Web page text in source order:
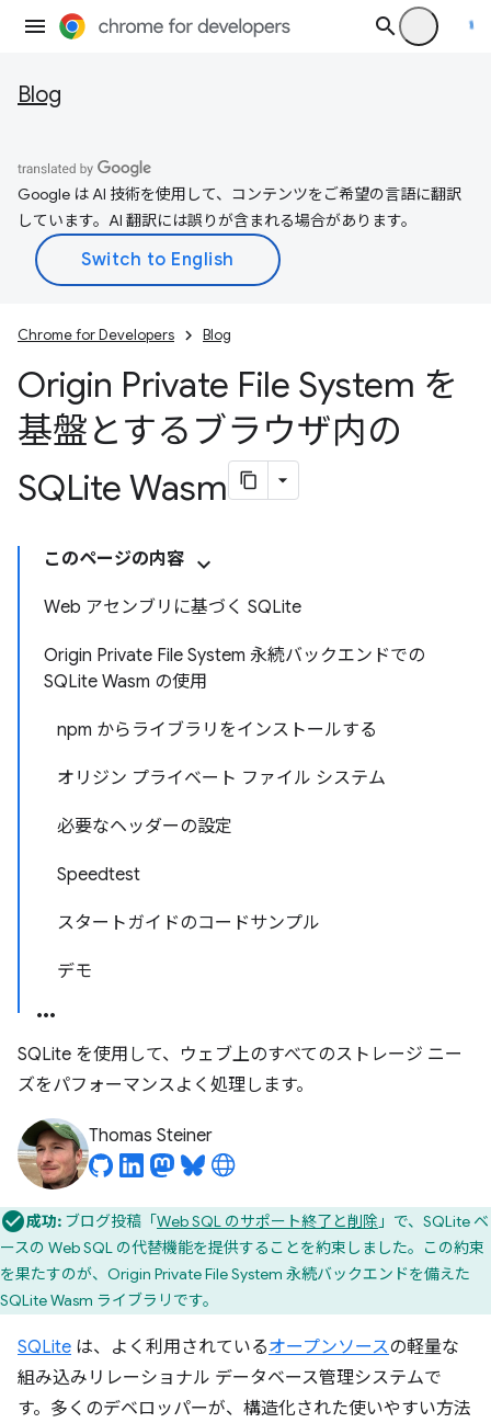
Blog
Google は AI 技術を使用して、コンテンツをご希望の言語に翻訳
しています。AI 翻訳には誤りが含まれる場合があります。
Chrome for Developers Blog
Origin Private File System を
基盤とするブラウザ内の
SQLite Wasm
このページの内容
Web アセンブリに基づく SQLite
Origin Private File System 永続バックエンドでの
SQLite Wasm の使用
npm からライブラリをインストールする
オリジン プライベート ファイル システム
必要なヘッダーの設定
Speedtest
スタートガイドのコードサンプル
デモ
SQLite を使用して、ウェブ上のすべてのストレージ ニー
ズをパフォーマンスよく処理します。
Thomas Steiner
成功: ブログ投稿「Web SQL のサポート終了と削除 」で、SQLite ベ
ースの Web SQL の代替機能を提供することを約束しました。この約束
を果たすのが、Origin Private File System 永続バックエンドを備えた
SQLite Wasm ライブラリです。
SQLite は、よく利用されているオープンソースの軽量な
組み込みリレーショナル データベース管理システムで
す。多くのデベロッパーが、構造化された使いやすい方法